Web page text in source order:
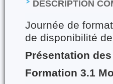
DESCRIPTION
Journée de
de disponibilité
Présentation
Formation 3.1